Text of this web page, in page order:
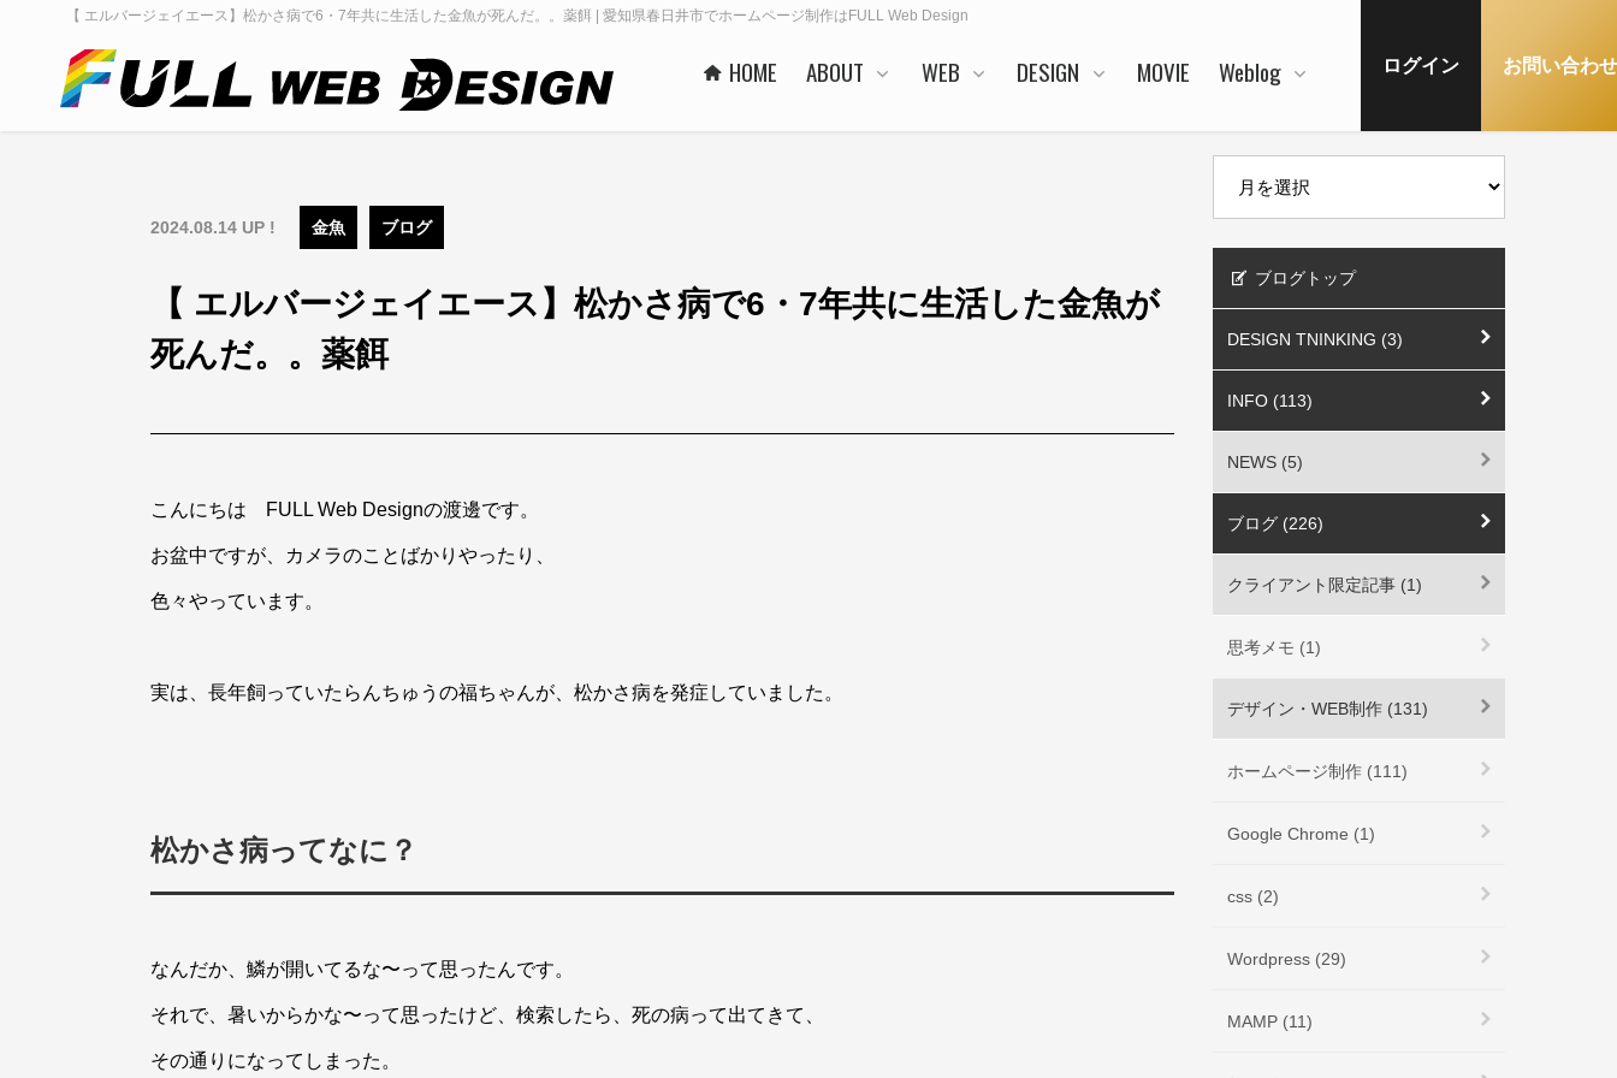
【 エルバージェイエース】松かさ病で6・7年共に生活した金魚が死んだ。。薬餌 | 愛知県春日井市でホームページ制作はFULL Web Design
HOME ABOUT WEB DESIGN MOVIE Weblog ログイン お問い合わせ
2024.08.14 UP ! 金魚 ブログ
【 エルバージェイエース】松かさ病で6・7年共に生活した金魚が
死んだ。。薬餌
こんにちは FULL Web Designの渡邊です。
お盆中ですが、カメラのことばかりやったり、
色々やっています。
実は、長年飼っていたらんちゅうの福ちゃんが、松かさ病を発症していました。
松かさ病ってなに？
なんだか、鱗が開いてるな〜って思ったんです。
それで、暑いからかな〜って思ったけど、検索したら、死の病って出てきて、
その通りになってしまった。
ブログトップ
DESIGN TNINKING (3)
INFO (113)
NEWS (5)
ブログ (226)
クライアント限定記事 (1)
思考メモ (1)
デザイン・WEB制作 (131)
ホームページ制作 (111)
Google Chrome (1)
css (2)
Wordpress (29)
MAMP (11)